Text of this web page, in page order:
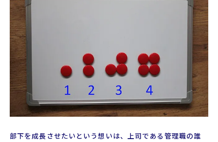
お客様の声
プロフィール
支援実績
お役立ちコラム
部下を成長させたいという想いは、上司である管理職の誰